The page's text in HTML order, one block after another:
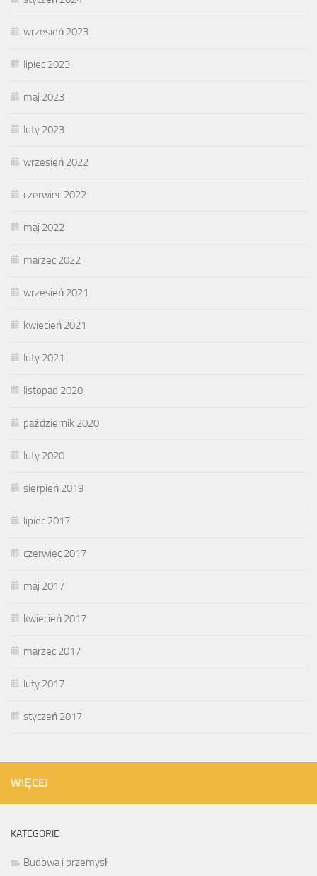
wrzesień 2023
lipiec 2023
maj 2023
luty 2023
wrzesień 2022
czerwiec 2022
maj 2022
marzec 2022
wrzesień 2021
kwiecień 2021
luty 2021
listopad 2020
październik 2020
luty 2020
sierpień 2019
lipiec 2017
czerwiec 2017
maj 2017
kwiecień 2017
marzec 2017
luty 2017
styczeń 2017
WIĘCEJ
KATEGORIE
Budowa i przemysł